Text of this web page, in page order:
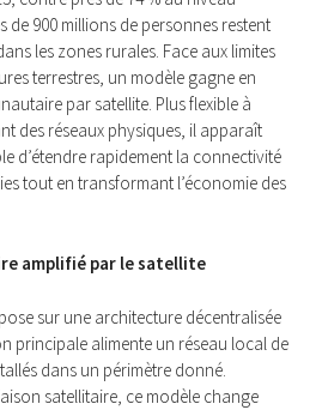
de 900 millions de personnes restent
les zones rurales. Face aux limites
terrestres, un modèle gagne en
par satellite. Plus flexible à
des réseaux physiques, il apparaît
d’étendre rapidement la connectivité
tout en transformant l’économie des
amplifié par le satellite
sur une architecture décentralisée
principale alimente un réseau local de
dans un périmètre donné.
satellitaire, ce modèle change